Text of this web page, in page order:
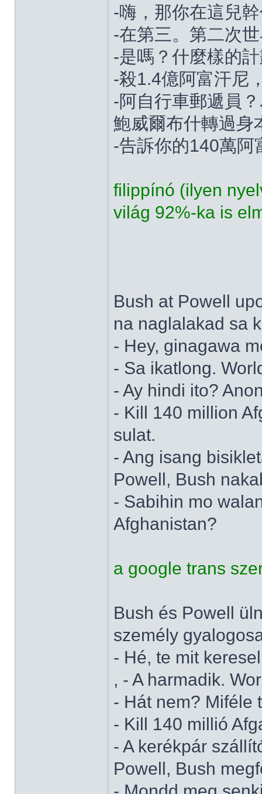
-嗨，那你在這兒
-在第三。第二次
-是嗎？什麼樣的
-殺1.4億阿富汗尼
-阿自行車郵遞員
鮑威爾布什轉過身
-告訴你的140萬阿
filippínó (ilyen
világ 92%-ka is
Bush at Powell
na naglalakad sa
- Hey, ginagawa
- Sa ikatlong.
- Ay hindi ito?
- Kill 140 million
sulat.
- Ang isang
Powell, Bush
- Sabihin mo
Afghanistan?
a google trans
Bush és Powell
személy
- Hé, te mit
, - A harmadik.
- Hát nem? Miféle
- Kill 140 millió
- A kerékpár
Powell, Bush